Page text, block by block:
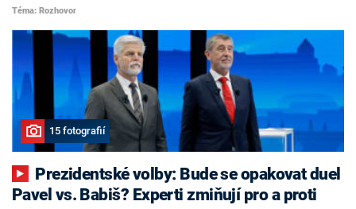
Téma: Rozhovor
15 fotografií
Pavel vs. Babiš? Experti zmiňují pro a proti